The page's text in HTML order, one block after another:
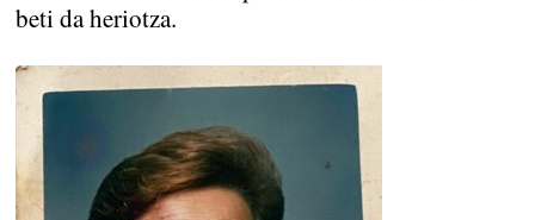
beti da heriotza.